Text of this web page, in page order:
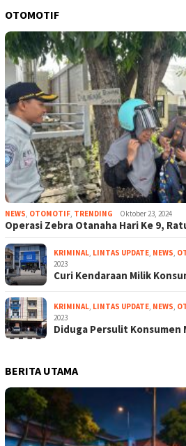
OTOMOTIF
NEWS OTOMOTIF TRENDING Oktober 23, 2024
Operasi Zebra Otanaha Hari Ke 9,
KRIMINAL LINTAS UPDATE NEWS
2023
Curi Kendaraan Milik
KRIMINAL LINTAS UPDATE NEWS
2023
Diduga Persulit Konsumen
BERITA UTAMA